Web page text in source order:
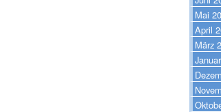
Mai
April
März